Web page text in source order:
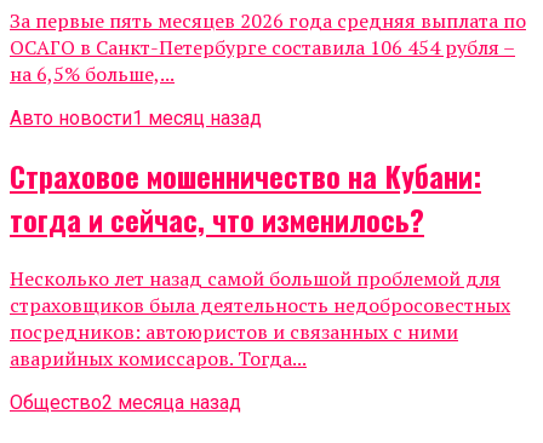
За первые пять месяцев 2026 года средняя выплата по
ОСАГО в Санкт-Петербурге составила 106 454 рубля –
на 6,5% больше,...
Авто новости1 месяц назад
Страховое мошенничество на Кубани:
тогда и сейчас, что изменилось?
Несколько лет назад самой большой проблемой для
страховщиков была деятельность недобросовестных
посредников: автоюристов и связанных с ними
аварийных комиссаров. Тогда...
Общество2 месяца назад